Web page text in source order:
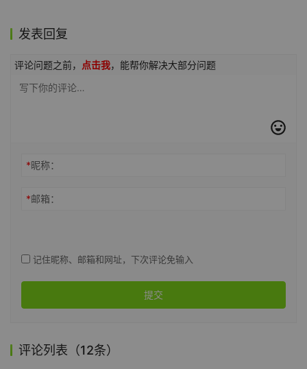
发表回复
评论问题之前， 点击我，能帮你解决大部分问题
*昵称：
*邮箱：
记住昵称、邮箱和网址，下次评论免输入
提交
评论列表（12条）